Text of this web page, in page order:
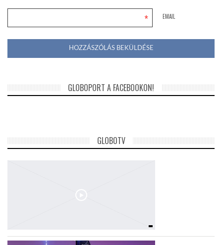
EMAIL
*
GLOBOPORT A FACEBOOKON!
GLOBOTV